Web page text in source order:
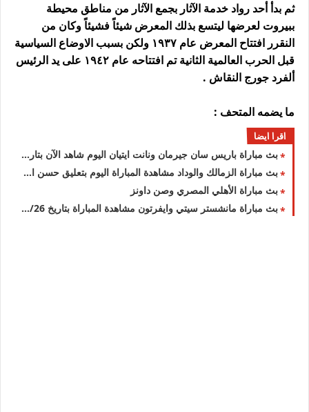
ثم بدأ أحد رواد خدمة الآثار بجمع الآثار من مناطق محيطة
ببيروت لعرضها ليتسع بذلك المعرض شيئاً فشيئاً وكان من
النقرر افتتاح المعرض عام ١٩٣٧ ولكن بسبب الاوضاع السياسية
قبل الحرب العالمية الثانية تم افتتاحه عام ١٩٤٢ على يد الرئيس
ألفرد جورج النقاش .
ما يضمه المتحف :
اقرا ايضا
بث مباراة باريس سان جيرمان ونانت ايتيان اليوم شاهد الآن بتاريخ 2022/2/26
بث مباراة الزمالك والوداد مشاهدة المباراة اليوم بتعليق حسن العيدروس
بث مباراة الأهلي المصري وصن داونز
بث مباراة مانشستر سيتي وايفرتون مشاهدة المباراة بتاريخ 2022/2/26